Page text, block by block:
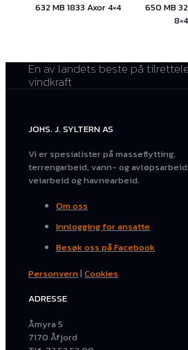
632 MB 1833 Axor 4×4
650 MB
En av landets beste på
vindkraft
JOHS. J. SYLTERN AS
Vi er spesialister på masseflytting,
terrengarbeid, vann- og avløpsarbeid,
veiarbeid og havnearbeid.
Om oss
Innlogging for ansatte
Besøk oss på Facebook
Personvern| Cookies
ADRESSE
Åmyra 5
7170 Åfjord